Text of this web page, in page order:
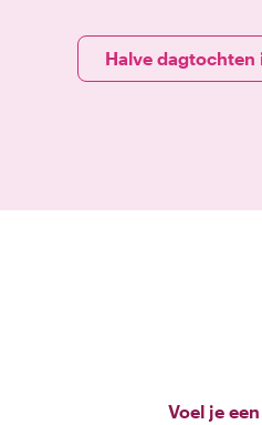
Halve dagtochten
Voel je